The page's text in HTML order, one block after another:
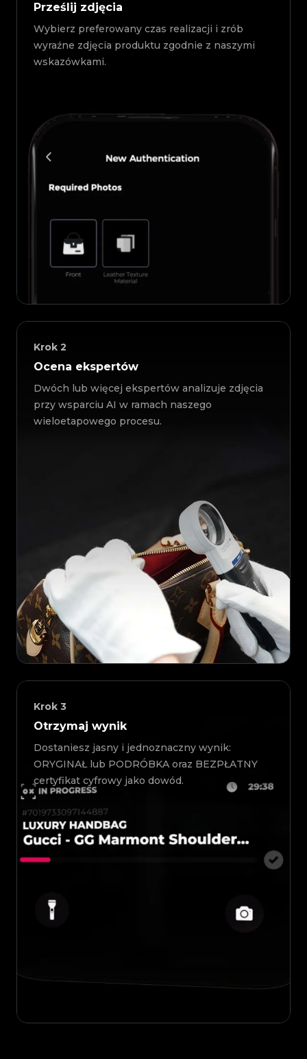
Prześlij zdjęcia
Wybierz preferowany czas realizacji i zrób
wyraźne zdjęcia produktu zgodnie z naszymi
wskazówkami.
Krok 2
Ocena ekspertów
Dwóch lub więcej ekspertów analizuje zdjęcia
przy wsparciu AI w ramach naszego
wieloetapowego procesu.
Krok 3
Otrzymaj wynik
Dostaniesz jasny i jednoznaczny wynik:
ORYGINAŁ lub PODRÓBKA oraz BEZPŁATNY
certyfikat cyfrowy jako dowód.